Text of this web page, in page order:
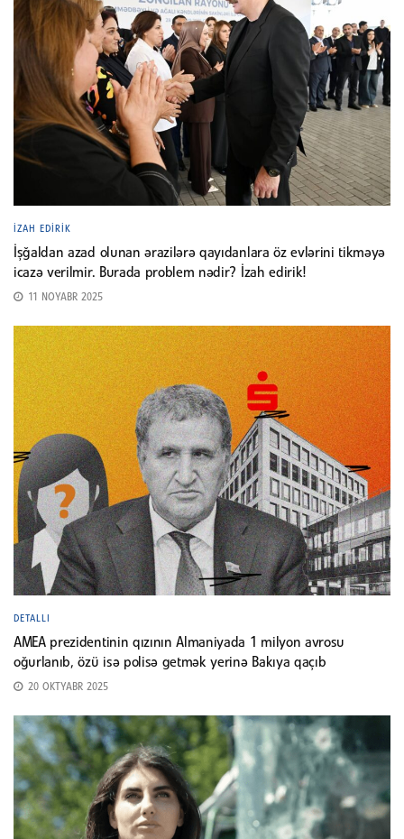
İZAH EDIRIK
İşğaldan azad olunan ərazilərə qayıdanlara öz evlərini tikməyə
icazə verilmir. Burada problem nədir? İzah edirik!
11 NOYABR 2025
DETALLI
AMEA prezidentinin qızının Almaniyada 1 milyon avrosu
oğurlanıb, özü isə polisə getmək yerinə Bakıya qaçıb
20 OKTYABR 2025